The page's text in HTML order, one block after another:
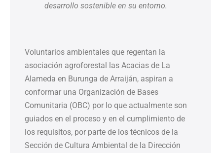
desarrollo sostenible en su entorno.
Voluntarios ambientales que regentan la
asociación agroforestal las Acacias de La
Alameda en Burunga de Arraiján, aspiran a
conformar una Organización de Bases
Comunitaria (OBC) por lo que actualmente son
guiados en el proceso y en el cumplimiento de
los requisitos, por parte de los técnicos de la
Sección de Cultura Ambiental de la Dirección